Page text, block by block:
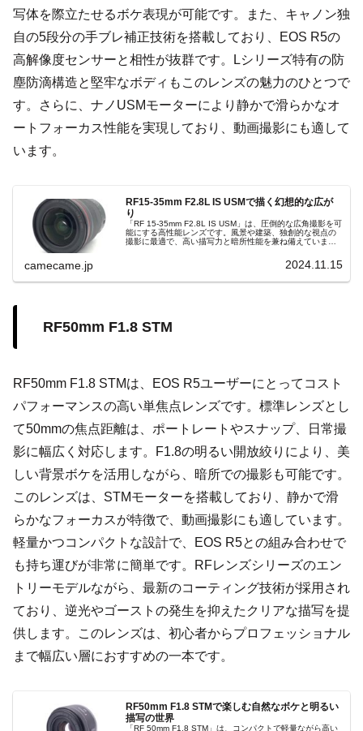
写体を際立たせるボケ表現が可能です。また、キャノン独
自の5段分の手ブレ補正技術を搭載しており、EOS R5の
高解像度センサーと相性が抜群です。Lシリーズ特有の防
塵防滴構造と堅牢なボディもこのレンズの魅力のひとつで
す。さらに、ナノUSMモーターにより静かで滑らかなオ
ートフォーカス性能を実現しており、動画撮影にも適して
います。
RF15-35mm F2.8L IS USMで描く幻想的な広が
り
「RF 15-35mm F2.8L IS USM」は、圧倒的な広角撮影を可
能にする高性能レンズです。風景や建築、独創的な視点の
撮影に最適で、高い描写力と暗所性能を兼ね備えていま
camecame.jp 2024.11.15
RF50mm F1.8 STM
RF50mm F1.8 STMは、EOS R5ユーザーにとってコスト
パフォーマンスの高い単焦点レンズです。標準レンズとし
て50mmの焦点距離は、ポートレートやスナップ、日常撮
影に幅広く対応します。F1.8の明るい開放絞りにより、美
しい背景ボケを活用しながら、暗所での撮影も可能です。
このレンズは、STMモーターを搭載しており、静かで滑
らかなフォーカスが特徴で、動画撮影にも適しています。
軽量かつコンパクトな設計で、EOS R5との組み合わせで
も持ち運びが非常に簡単です。RFレンズシリーズのエン
トリーモデルながら、最新のコーティング技術が採用され
ており、逆光やゴーストの発生を抑えたクリアな描写を提
供します。このレンズは、初心者からプロフェッショナル
まで幅広い層におすすめの一本です。
RF50mm F1.8 STMで楽しむ自然なボケと明るい
描写の世界
「RF 50mm F1.8 STM」は、コンパクトで軽量ながら高い